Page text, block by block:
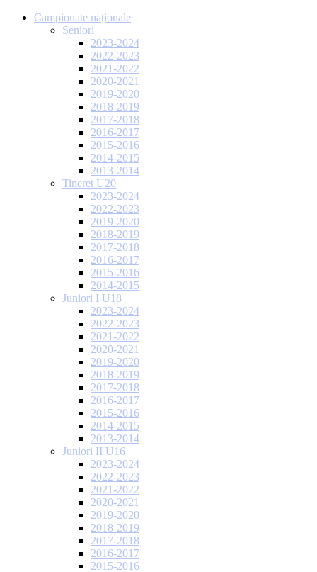
Campionate naționale
Seniori
2023-2024
2022-2023
2021-2022
2020-2021
2019-2020
2018-2019
2017-2018
2016-2017
2015-2016
2014-2015
2013-2014
Tineret U20
2023-2024
2022-2023
2019-2020
2018-2019
2017-2018
2016-2017
2015-2016
2014-2015
Juniori I U18
2023-2024
2022-2023
2021-2022
2020-2021
2019-2020
2018-2019
2017-2018
2016-2017
2015-2016
2014-2015
2013-2014
Juniori II U16
2023-2024
2022-2023
2021-2022
2020-2021
2019-2020
2018-2019
2017-2018
2016-2017
2015-2016